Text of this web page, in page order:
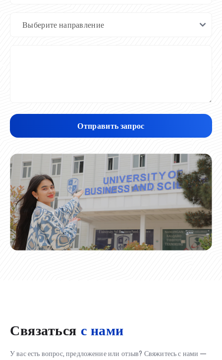
Отправить запрос
Связаться с нами
У вас есть вопрос, предложение или отзыв? Свяжитесь с нами —